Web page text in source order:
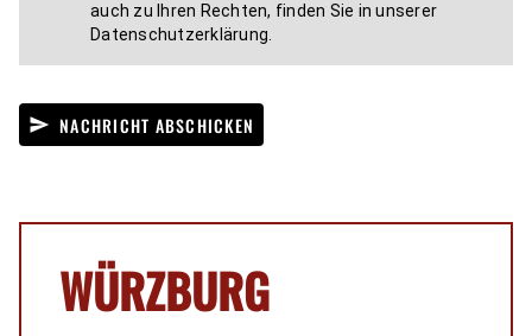
auch zu Ihren Rechten, finden Sie in unserer
Datenschutzerklärung.
send NACHRICHT ABSCHICKEN
WÜRZBURG